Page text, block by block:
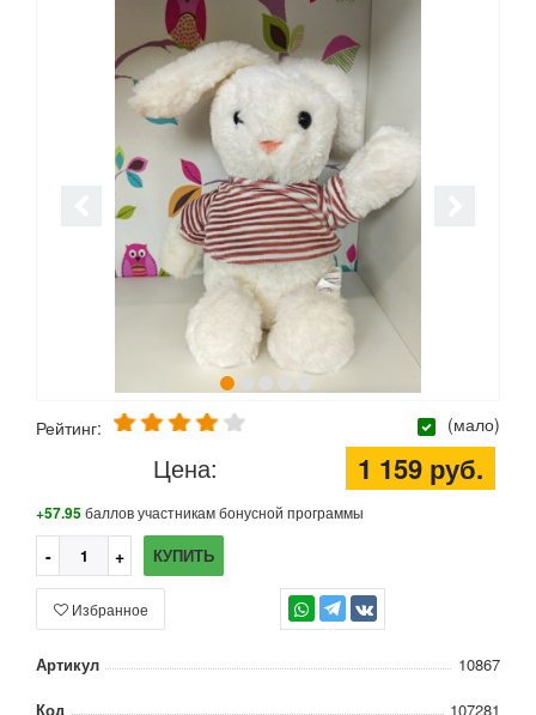
Рейтинг: (мало)
Цена: 1 159 руб.
+57.95баллов участникам бонусной программы
КУПИТЬ
TG
Избранное
Артикул
10867
Код
107281